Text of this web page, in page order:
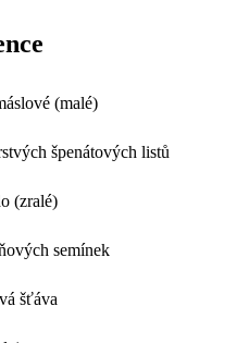
(malé)
špenátových listů
(zralé)
semínek
šťáva